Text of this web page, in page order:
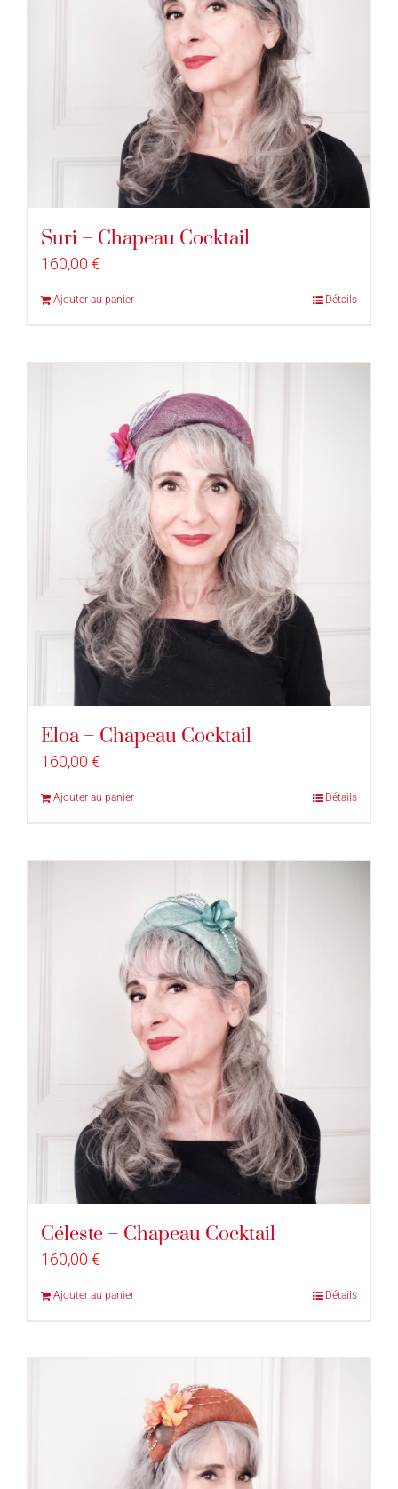
Suri – Chapeau Cocktail
160,00 €
Ajouter au panier Détails
Eloa – Chapeau Cocktail
160,00 €
Ajouter au panier Détails
Céleste – Chapeau Cocktail
160,00 €
Ajouter au panier Détails